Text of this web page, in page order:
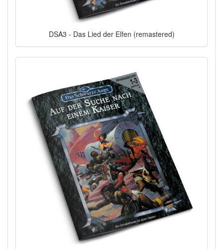
DSA3 - Das Lied der Elfen (remastered)